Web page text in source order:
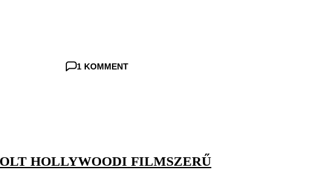
1 KOMMENT
HOLLYWOODI FILMSZERŰ